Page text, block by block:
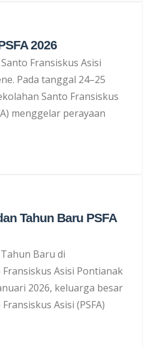
2026
Fransiskus Asisi
Pada tanggal 24–25
Santo Fransiskus
menggelar perayaan
Tahun Baru PSFA
Baru di
Asisi Pontianak
2026, keluarga besar
Asisi (PSFA)